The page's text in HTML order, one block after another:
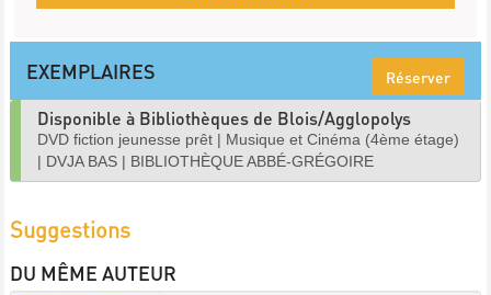
EXEMPLAIRES Réserver
Disponible à Bibliothèques de Blois/Agglopolys
DVD fiction jeunesse prêt | Musique et Cinéma (4ème étage)
| DVJA BAS | BIBLIOTHÈQUE ABBÉ-GRÉGOIRE
Suggestions
DU MÊME AUTEUR